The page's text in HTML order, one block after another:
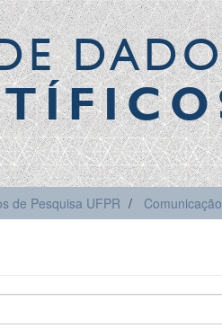
de Pesquisa UFPR